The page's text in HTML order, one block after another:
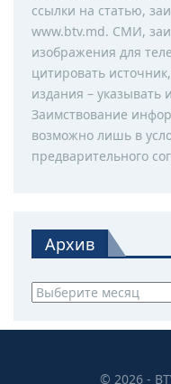
ссылки на статью,
www.btv.md. СМИ,
изображения для
цитировать
издания –
Заимствование
возможно лишь в
предварительного
Архив
Архив
© 2026 -